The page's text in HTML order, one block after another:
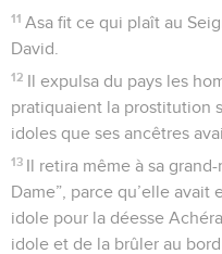
11 Asa fit ce qui plaît au
David.
12 Il expulsa du pays les
pratiquaient la prostitution
idoles que ses ancêtres
13 Il retira même à sa
Dame”, parce qu’elle
idole pour la déesse
idole et de la brûler au